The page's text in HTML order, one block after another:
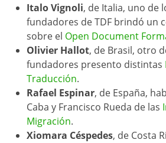
Italo Vignoli, de Italia, uno de
fundadores de TDF brindó un
sobre el Open Document
Olivier Hallot, de Brasil, otro
fundadores presento distintas
Traducción.
Rafael Espinar, de España,
Caba y Francisco Rueda de las
Migración.
Xiomara Céspedes, de Costa